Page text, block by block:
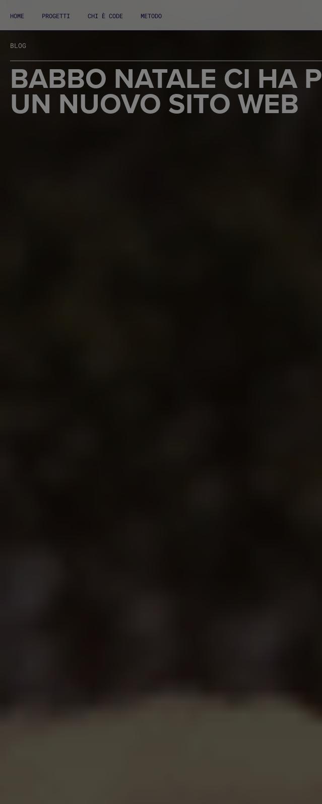
HOME PROGETTI CHI È CODE METODO
BLOG
BABBO NATALE CI HA
UN NUOVO SITO WEB